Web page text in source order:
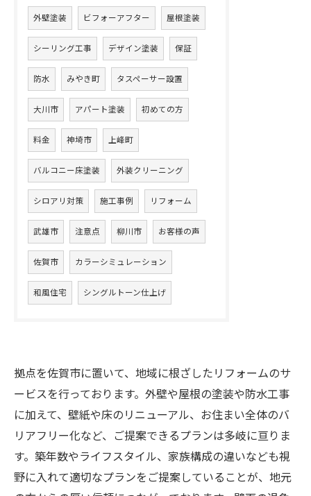
外壁塗装 ビフォーアフター 屋根塗装
シーリング工事 デザイン塗装 保証
防水 みやき町 タスペーサー設置
大川市 アパート塗装 初めての方
料金 神埼市 上峰町
バルコニー床塗装 外装クリーニング
シロアリ対策 施工事例 リフォーム
武雄市 注意点 柳川市 お客様の声
佐賀市 カラーシミュレーション
和風住宅 シングルトーン仕上げ
拠点を佐賀市に置いて、地域に根ざしたリフォームのサ
ービスを行っております。外壁や屋根の塗装や防水工事
に加えて、壁紙や床のリニューアル、お住まい全体のバ
リアフリー化など、ご提案できるプランは多岐に亘りま
す。築年数やライフスタイル、家族構成の違いなども視
野に入れて適切なプランをご提案していることが、地元